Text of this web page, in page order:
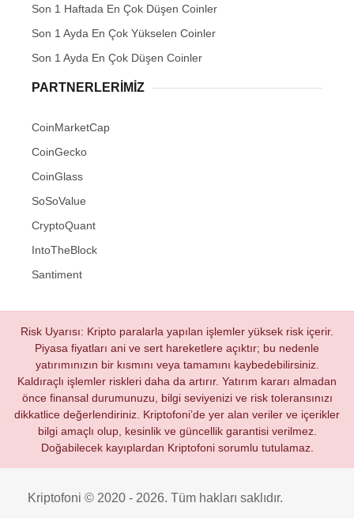
Son 1 Haftada En Çok Düşen Coinler
Son 1 Ayda En Çok Yükselen Coinler
Son 1 Ayda En Çok Düşen Coinler
PARTNERLERIMIZ
CoinMarketCap
CoinGecko
CoinGlass
SoSoValue
CryptoQuant
IntoTheBlock
Santiment
Risk Uyarısı: Kripto paralarla yapılan işlemler yüksek risk içerir.
Piyasa fiyatları ani ve sert hareketlere açıktır; bu nedenle
yatırımınızın bir kısmını veya tamamını kaybedebilirsiniz.
Kaldıraçlı işlemler riskleri daha da artırır. Yatırım kararı almadan
önce finansal durumunuzu, bilgi seviyenizi ve risk toleransınızı
dikkatlice değerlendiriniz. Kriptofoni’de yer alan veriler ve içerikler
bilgi amaçlı olup, kesinlik ve güncellik garantisi verilmez.
Doğabilecek kayıplardan Kriptofoni sorumlu tutulamaz.
Kriptofoni © 2020 - 2026. Tüm hakları saklıdır.